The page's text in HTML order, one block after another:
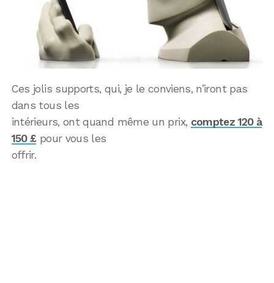
Ces jolis supports, qui, je le conviens, n’iront pas
dans tous les
intérieurs, ont quand même un prix, comptez 120 à
150 £ pour vous les
offrir.